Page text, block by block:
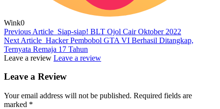
Wink0
Previous Article Siap-siap! BLT Ojol Cair Oktober 2022
Next Article Hacker Pembobol GTA VI Berhasil Ditangkap,
Ternyata Remaja 17 Tahun
Leave a review Leave a review
Leave a Review
Your email address will not be published. Required fields are
marked *